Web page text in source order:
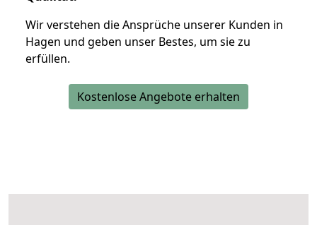
Wir verstehen die Ansprüche unserer Kunden in
Hagen und geben unser Bestes, um sie zu
erfüllen.
Kostenlose Angebote erhalten